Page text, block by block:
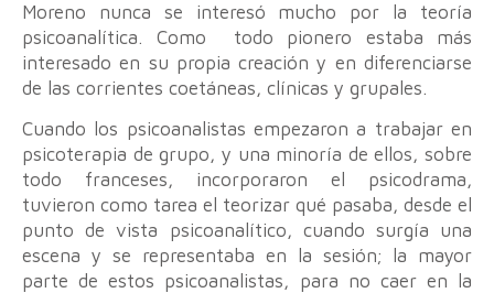
Moreno nunca se interesó mucho por la teoría
psicoanalítica. Como todo pionero estaba más
interesado en su propia creación y en diferenciarse
de las corrientes coetáneas, clínicas y grupales.
Cuando los psicoanalistas empezaron a trabajar en
psicoterapia de grupo, y una minoría de ellos, sobre
todo franceses, incorporaron el psicodrama,
tuvieron como tarea el teorizar qué pasaba, desde el
punto de vista psicoanalítico, cuando surgía una
escena y se representaba en la sesión; la mayor
parte de estos psicoanalistas, para no caer en la